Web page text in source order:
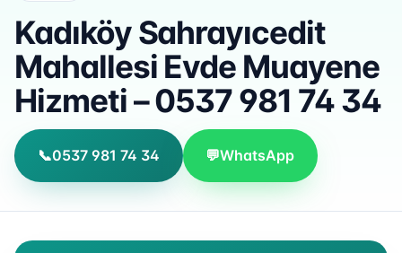
Kadıköy Sahrayıcedit
Mahallesi Evde Muayene
Hizmeti – 0537 981 74 34
📞0537 981 74 34 💬WhatsApp